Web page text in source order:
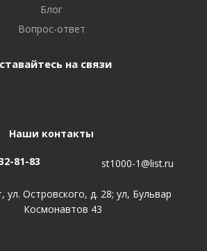
Блог
Вопрос-ответ
на связи
Наши контакты
81-83 st1000-1@list.ru
ул. Островского, д. 28; ул, Бульвар
Космонавтов 43